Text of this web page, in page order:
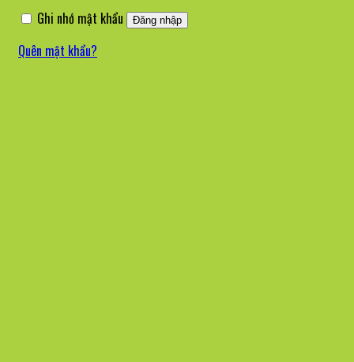
Ghi nhớ mật khẩu Đăng nhập
Quên mật khẩu?